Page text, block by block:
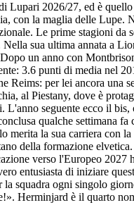
2026/27, ed è
con la maglia delle
Le prime stagioni
sua ultima annata a
un anno con
3.6 punti di media nel
Reims: per lei ancora
al Piestany, dove è
seguente ecco il
qualche settimana
merita la sua carriera
della formazione
verso l'Europeo
entusiasta di iniziare
squadra ogni singolo
Herminjard è il quarto